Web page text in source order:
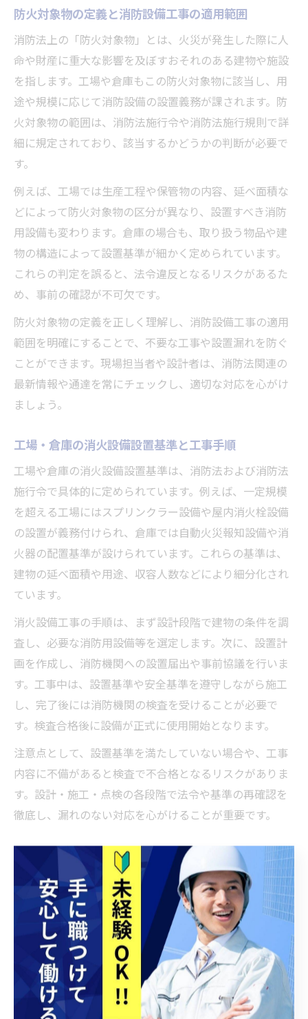
防火対象物の定義と消防設備工事の適用範囲
消防法上の「防火対象物」とは、火災が発生した際に人
命や財産に重大な影響を及ぼすおそれのある建物や施設
を指します。工場や倉庫もこの防火対象物に該当し、用
途や規模に応じて消防設備の設置義務が課されます。防
火対象物の範囲は、消防法施行令や消防法施行規則で詳
細に規定されており、該当するかどうかの判断が必要で
す。
例えば、工場では生産工程や保管物の内容、延べ面積な
どによって防火対象物の区分が異なり、設置すべき消防
用設備も変わります。倉庫の場合も、取り扱う物品や建
物の構造によって設置基準が細かく定められています。
これらの判定を誤ると、法令違反となるリスクがあるた
め、事前の確認が不可欠です。
防火対象物の定義を正しく理解し、消防設備工事の適用
範囲を明確にすることで、不要な工事や設置漏れを防ぐ
ことができます。現場担当者や設計者は、消防法関連の
最新情報や通達を常にチェックし、適切な対応を心がけ
ましょう。
工場・倉庫の消火設備設置基準と工事手順
工場や倉庫の消火設備設置基準は、消防法および消防法
施行令で具体的に定められています。例えば、一定規模
を超える工場にはスプリンクラー設備や屋内消火栓設備
の設置が義務付けられ、倉庫では自動火災報知設備や消
火器の配置基準が設けられています。これらの基準は、
建物の延べ面積や用途、収容人数などにより細分化され
ています。
消火設備工事の手順は、まず設計段階で建物の条件を調
査し、必要な消防用設備等を選定します。次に、設置計
画を作成し、消防機関への設置届出や事前協議を行いま
す。工事中は、設置基準や安全基準を遵守しながら施工
し、完了後には消防機関の検査を受けることが必要で
す。検査合格後に設備が正式に使用開始となります。
注意点として、設置基準を満たしていない場合や、工事
内容に不備があると検査で不合格となるリスクがありま
す。設計・施工・点検の各段階で法令や基準の再確認を
徹底し、漏れのない対応を心がけることが重要です。
消防設備工事で押さえるべき防火対象物のポイント
消防設備工事を行う際は、防火対象物の区分や用途を正
確に把握することが最重要ポイントです。防火対象物の
種類によって、必要な消防用設備や設置基準が大きく異
なるため、誤った判定は法令違反や安全上のリスクにつ
ながります。特に工場や倉庫では、取り扱う物品や作業
工程によって火災リスクが異なるため、個別のリスク評
価が求められます。